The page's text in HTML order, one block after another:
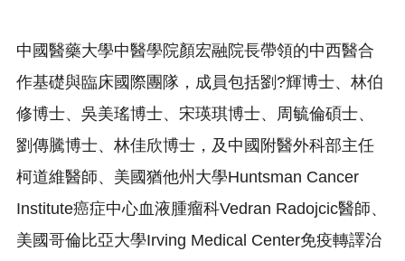
中國醫藥大學中醫學院顏宏融院長帶領的中西醫合
作基礎與臨床國際團隊，成員包括劉?輝博士、林伯
修博士、吳美瑤博士、 宋瑛琪博士、周毓倫碩士、
劉傳騰博士、林佳欣博士， 及中國附醫外科部主任
柯道維醫師、 美國猶他州大學Huntsman Cancer
Institute癌症中心血液腫瘤科Vedran Radojcic醫師、
美國哥倫比亞大學Irving Medical Center免疫轉譯治